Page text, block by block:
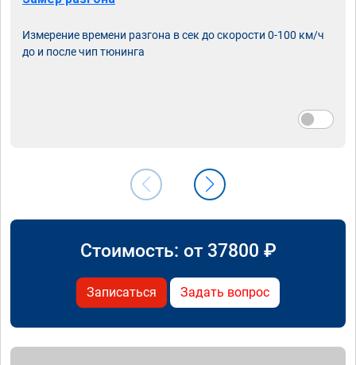
Измерение времени разгона в сек до скорости 0-100 км/ч
до и после чип тюнинга
Стоимость: от 37800 ₽
Записаться Задать вопрос